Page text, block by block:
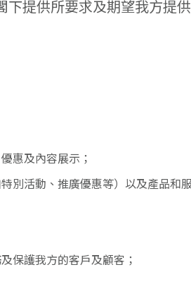
提供所要求及期望我方提
惠及內容展示；
別活動、推廣優惠等）以及產品和
保護我方的客戶及顧客；